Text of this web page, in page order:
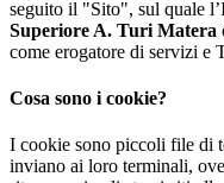
seguito il "Sito", sul quale
Superiore A. Turi Matera
come erogatore di servizi e
Cosa sono i cookie?
I cookie sono piccoli file di
inviano ai loro terminali,